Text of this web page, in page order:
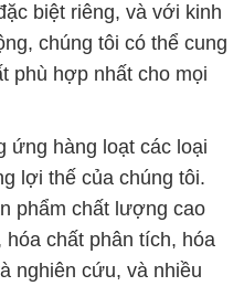
biệt riêng, và với kinh
chúng tôi có thể cung
phù hợp nhất cho mọi
ứng hàng loạt các loại
lợi thế của chúng tôi.
phẩm chất lượng cao
chất phân tích, hóa
nghiên cứu, và nhiều